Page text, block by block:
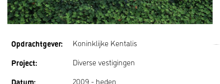
Opdrachtgever: Koninklijke Kentalis
Project: Diverse vestigingen
Datum: 2009 - heden